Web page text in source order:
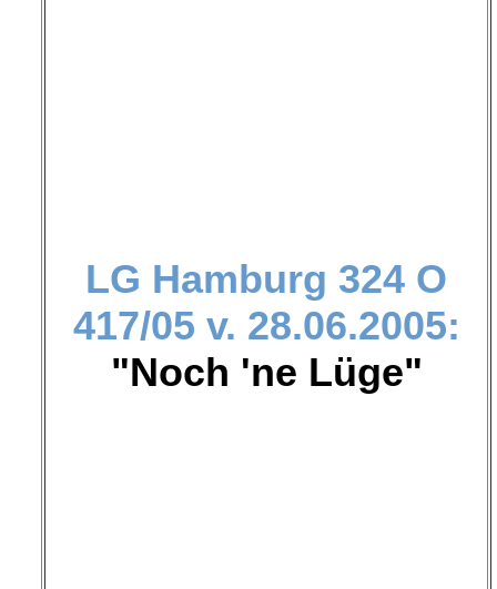
LG Hamburg 324 O
417/05 v. 28.06.2005:
"Noch 'ne Lüge"